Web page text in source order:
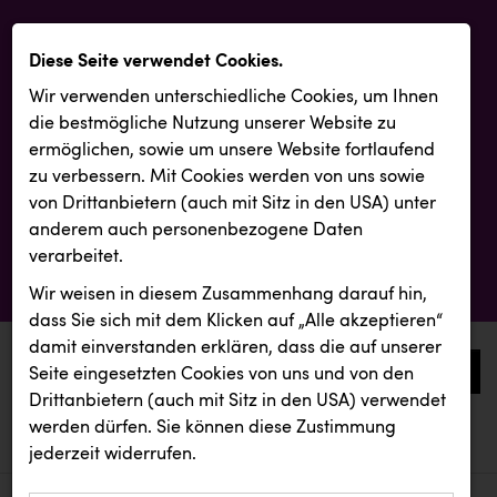
0
aktuelle aussendungen
aktuelle aussendungen
Diese Seite verwendet Cookies.
Wir verwenden unterschiedliche Cookies, um Ihnen
die best­mögliche Nutzung unserer Website zu
ermöglichen, sowie um unsere Website fortlaufend
zu verbessern. Mit Cookies werden von uns sowie
von Drittanbietern (auch mit Sitz in den USA) unter
anderem auch personenbezogene Daten
verarbeitet.
Wir weisen in diesem Zusammenhang darauf hin,
dass Sie sich mit dem Klicken auf „Alle akzeptieren“
damit ein­ver­standen erklären, dass die auf unserer
Seite eingesetzten Cookies von uns und von den
Drittanbietern (auch mit Sitz in den USA) verwendet
werden dürfen. Sie können diese Zustimmung
jederzeit widerrufen.